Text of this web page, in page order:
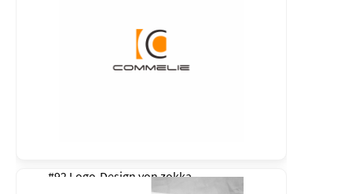
#92 Logo-Design vonzokka